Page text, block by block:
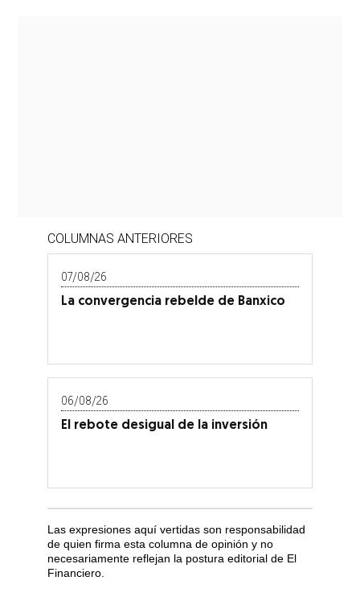
COLUMNAS ANTERIORES
07/08/26
La convergencia rebelde de Banxico
06/08/26
El rebote desigual de la inversión
Las expresiones aquí vertidas son responsabilidad
de quien firma esta columna de opinión y no
necesariamente reflejan la postura editorial de El
Financiero.